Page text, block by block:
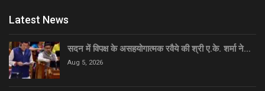
Latest News
सदन में विपक्ष के असहयोगात्मक रवैये की श्री ए.के. शर्मा ने…
Aug 5, 2026